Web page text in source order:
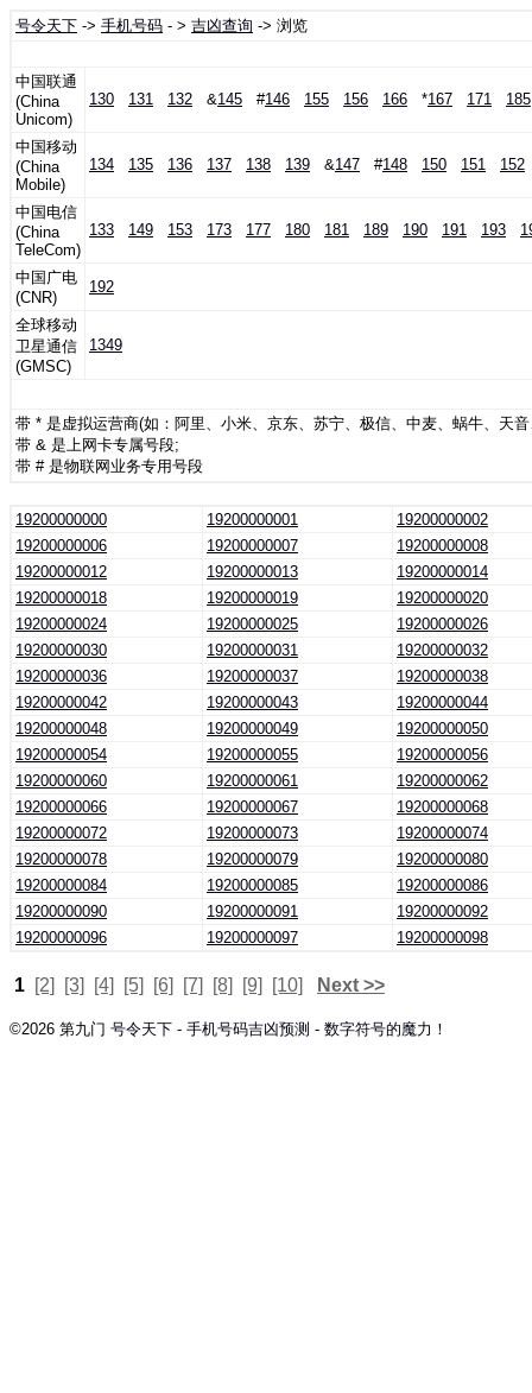
号令天下 -> 手机号码 - > 吉凶查询 -> 浏览
中国联通
(China
Unicom)
130 131 132 &145 #146 155 156 166 *167 171 185
中国移动
(China
Mobile)
134 135 136 137 138 139 &147 #148 150 151 152
中国电信
(China
TeleCom)
133 149 153 173 177 180 181 189 190 191 193
中国广电
(CNR)
192
全球移动
卫星通信
(GMSC)
1349
带 * 是虚拟运营商(如：阿里、小米、京东、苏宁、极信、中麦、蜗牛、天
带 & 是上网卡专属号段;
带 # 是物联网业务专用号段
19200000000 19200000001
19200000002
19200000006
19200000007
19200000008
19200000012
19200000013
19200000014
19200000018
19200000019
19200000020
19200000024
19200000025
19200000026
19200000030
19200000031
19200000032
19200000036
19200000037
19200000038
19200000042
19200000043
19200000044
19200000048
19200000049
19200000050
19200000054
19200000055
19200000056
19200000060
19200000061
19200000062
19200000066
19200000067
19200000068
19200000072
19200000073
19200000074
19200000078
19200000079
19200000080
19200000084
19200000085
19200000086
19200000090
19200000091
19200000092
19200000096
19200000097 19200000098
1 [2] [3] [4] [5] [6] [7] [8] [9] [10] Next >>
©2026 第九门 号令天下 - 手机号码吉凶预测 - 数字符号的魔力！